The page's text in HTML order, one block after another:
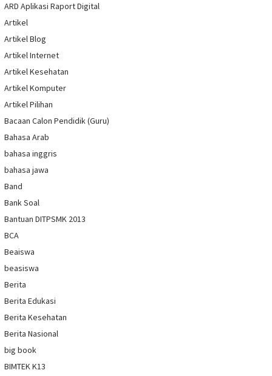
ARD Aplikasi Raport Digital
Artikel
Artikel Blog
Artikel Internet
Artikel Kesehatan
Artikel Komputer
Artikel Pilihan
Bacaan Calon Pendidik (Guru)
Bahasa Arab
bahasa inggris
bahasa jawa
Band
Bank Soal
Bantuan DITPSMK 2013
BCA
Beaiswa
beasiswa
Berita
Berita Edukasi
Berita Kesehatan
Berita Nasional
big book
BIMTEK K13